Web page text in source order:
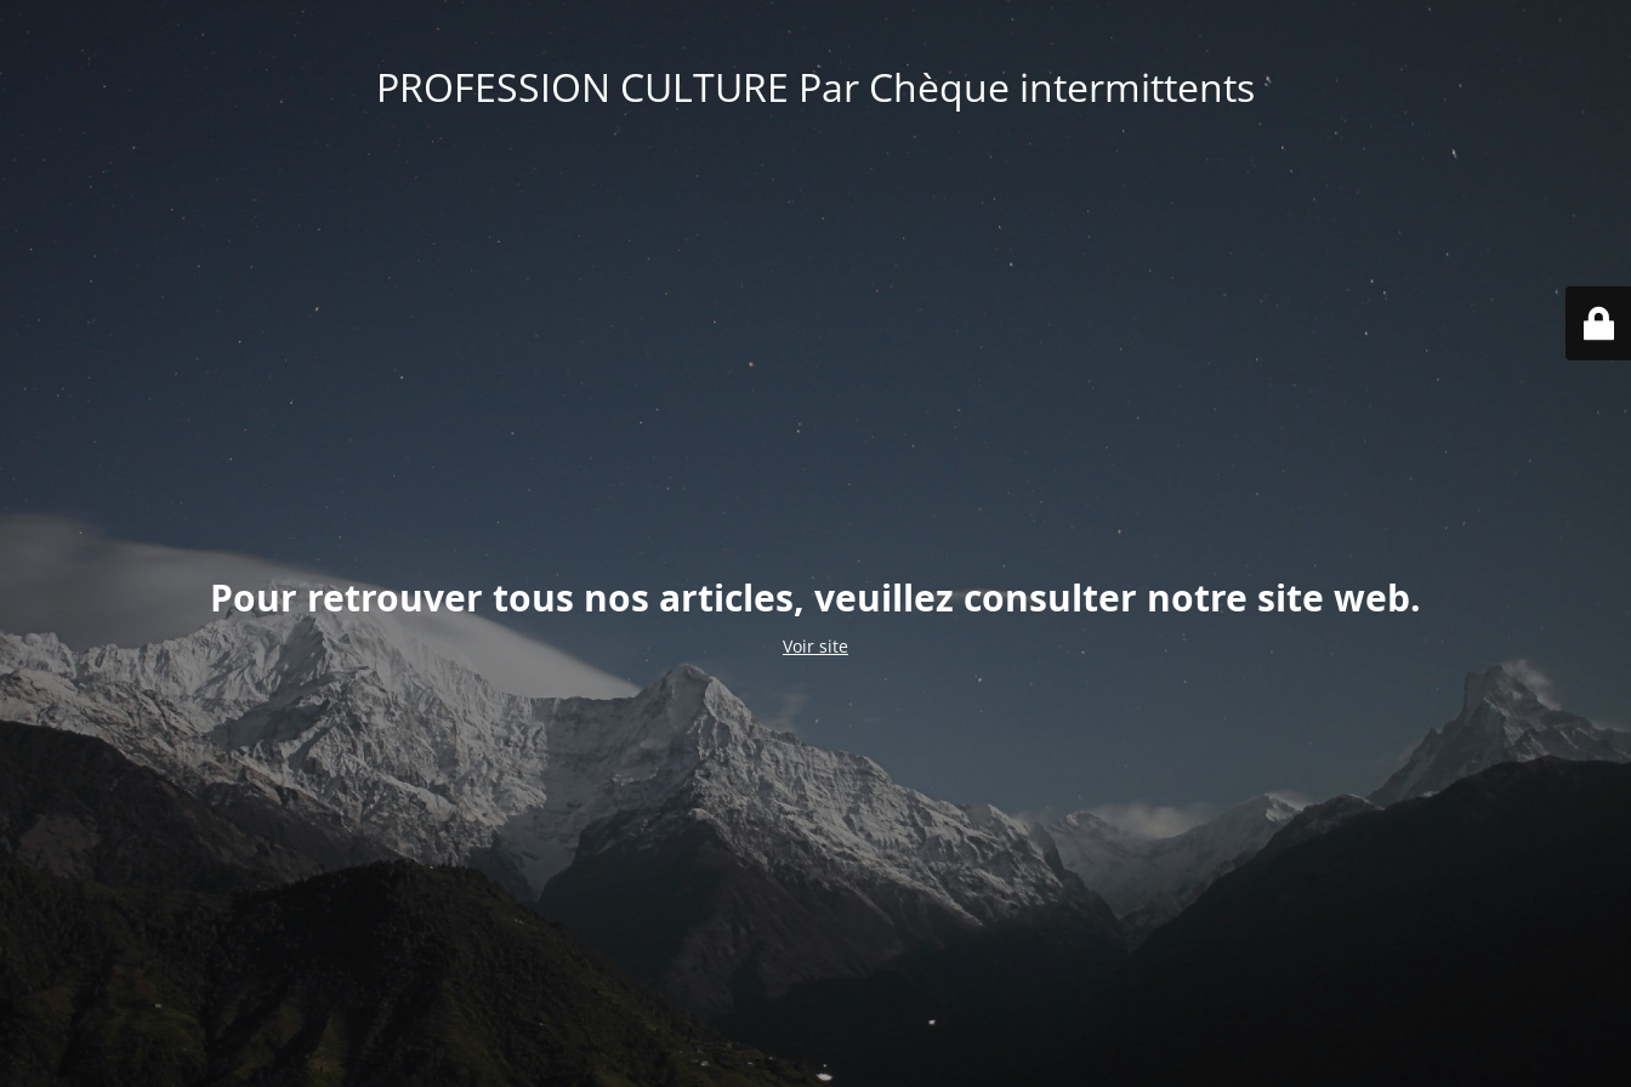
PROFESSION CULTURE Par Chèque intermittents
Pour retrouver tous nos articles, veuillez consulter notre site web.
Voir site